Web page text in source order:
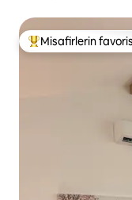
Misafirlerin
Misafirlerin